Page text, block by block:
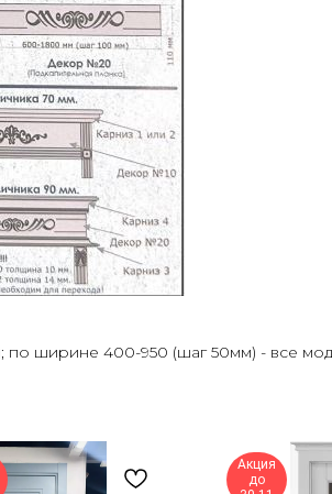
по ширине 400-950 (шаг 50мм) - все
Акция
до